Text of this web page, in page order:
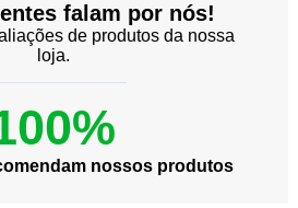
falam por nós!
de produtos da nossa
loja.
nossos produtos